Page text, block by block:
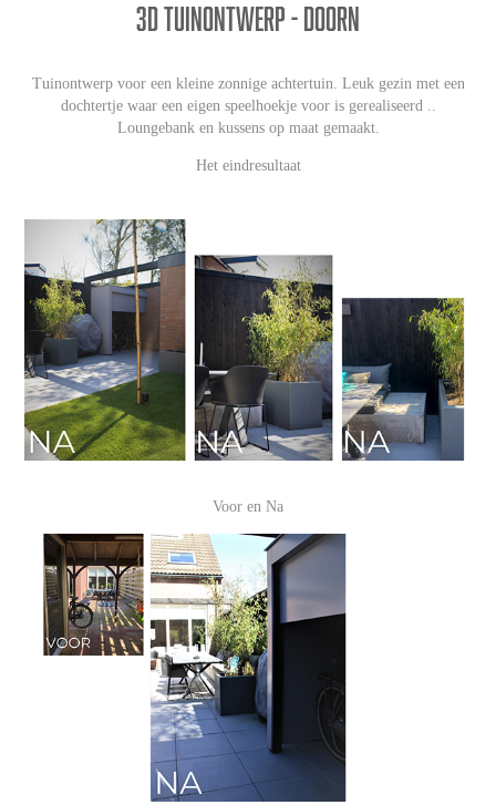
3D Tuinontwerp - Doorn
Tuinontwerp voor een kleine zonnige achtertuin. Leuk gezin met een
dochtertje waar een eigen speelhoekje voor is gerealiseerd ..
Loungebank en kussens op maat gemaakt.
Het eindresultaat
Voor en Na